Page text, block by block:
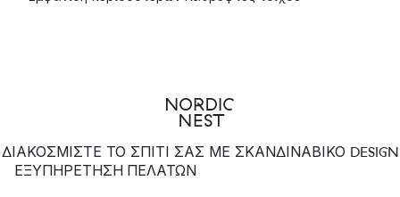
ΔΙΑΚΟΣΜΙΣΤΕ ΤΟ ΣΠΙΤΙ ΣΑΣ ΜΕ ΣΚΑΝΔΙΝΑΒΙΚΟ DESIGN
ΕΞΥΠΗΡΈΤΗΣΗ ΠΕΛΑΤΏΝ